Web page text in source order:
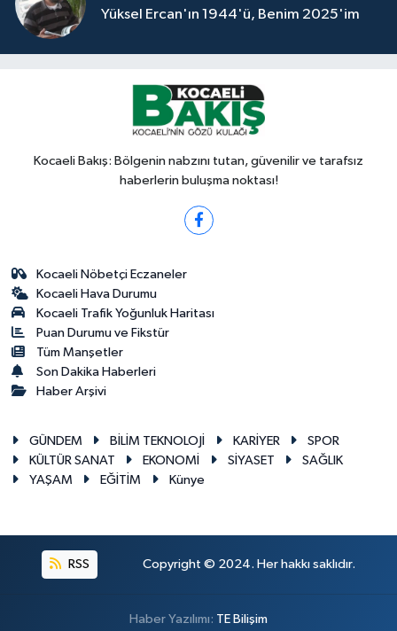
Yüksel Ercan'ın 1944'ü, Benim 2025'im
Kocaeli Bakış: Bölgenin nabzını tutan, güvenilir ve tarafsız
haberlerin buluşma noktası!
Kocaeli Nöbetçi Eczaneler
Kocaeli Hava Durumu
Kocaeli Trafik Yoğunluk Haritası
Puan Durumu ve Fikstür
Tüm Manşetler
Son Dakika Haberleri
Haber Arşivi
GÜNDEM BİLİM TEKNOLOJİ KARİYER
SPOR
KÜLTÜR SANAT
EKONOMİ SİYASET
SAĞLIK
YAŞAM
EĞİTİM Künye
RSS Copyright © 2024. Her hakkı saklıdır.
Haber Yazılımı: TE Bilişim